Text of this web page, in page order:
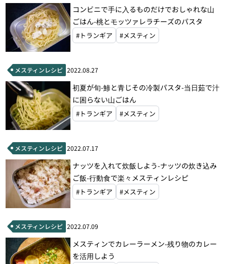
コンビニで手に入るものだけでおしゃれな山
ごはん-桃とモッツァレラチーズのパスタ
#トランギア #メスティン
メスティンレシピ 2022.08.27
初夏が旬-鯵と青じその冷製パスタ-当日茹で汁
に困らない山ごはん
#トランギア #メスティン
メスティンレシピ 2022.07.17
ナッツを入れて炊飯しよう-ナッツの炊き込み
ご飯-行動食で楽々メスティンレシピ
#トランギア #メスティン
メスティンレシピ 2022.07.09
メスティンでカレーラーメン-残り物のカレー
を活用しよう